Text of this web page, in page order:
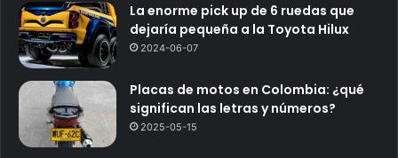
La enorme pick up de 6 ruedas que
dejaría pequeña a la Toyota Hilux
2024-06-07
Placas de motos en Colombia: ¿qué
significan las letras y números?
2025-05-15